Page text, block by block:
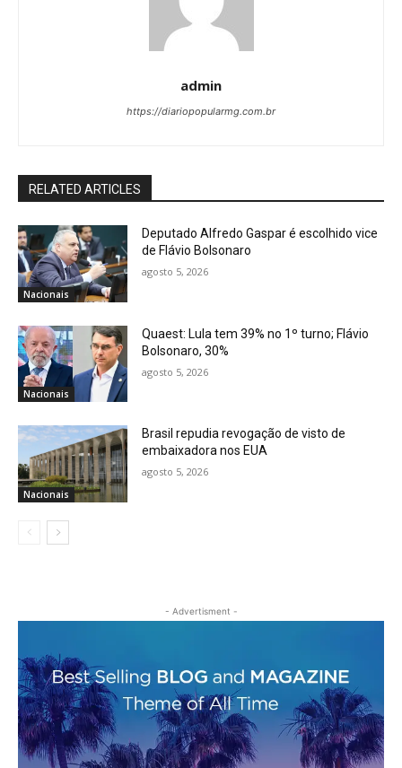
admin
https://diariopopularmg.com.br
RELATED ARTICLES
Nacionais
Deputado Alfredo Gaspar é escolhido vice
de Flávio Bolsonaro
agosto 5, 2026
Nacionais
Quaest: Lula tem 39% no 1º turno; Flávio
Bolsonaro, 30%
agosto 5, 2026
Nacionais
Brasil repudia revogação de visto de
embaixadora nos EUA
agosto 5, 2026
- Advertisment -